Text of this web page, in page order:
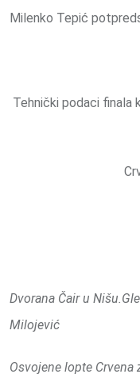
Milenko Tepić
Tehnički podaci finala
Crvena
Dvorana Čair u
Milojević
Osvojene lopte